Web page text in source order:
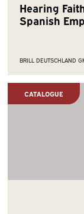
Hearing
Spanish
BRILL DEUTSCHLAND
CATALOGUE